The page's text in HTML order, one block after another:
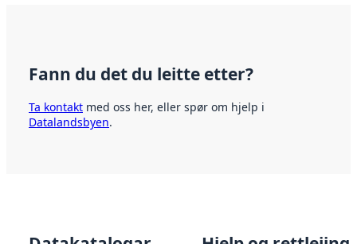
Fann du det du leitte etter?
Ta kontakt med oss her, eller spør om hjelp i
Datalandsbyen.